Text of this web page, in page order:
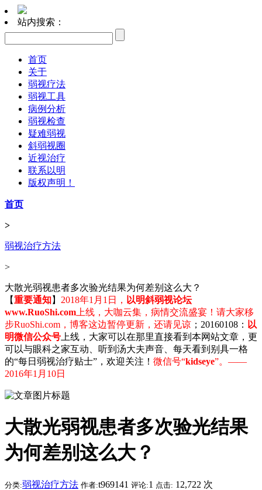
站内搜索：
首页
关于
弱视疗法
弱视工具
病例分析
弱视检查
疑难弱视
斜弱视圈
近视治疗
联系以明
版权声明！
首页
>
弱视治疗方法
>
大散光弱视患者多次验光结果为何差别这么大？
【重要通知】 2018年1月1日， 以明斜弱视论坛
www.RuoShi.com 上线，大咖云集，病情交流盛宴！请大家移
步RuoShi.com，博客这边暂停更新，还请见谅 ；20160108： 以
明微信公众号 上线，大家可以在那里直接看到本网站文章，更
可以与眼科之家互动、听到汤大夫声音、每天看到别具一格
的“每日弱视治疗贴士”，欢迎关注！ 微信号“kidseye”。——
2016年1月10日
大散光弱视患者多次验光结果
为何差别这么大？
分类:弱视治疗方法 作者:t969141 评论:1 点击: 12,722 次